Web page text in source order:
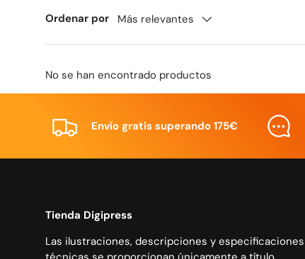
Ordenar por Más relevantes
No se han encontrado productos
Envío gratis superando 175€
Tienda Digipress
Las ilustraciones, descripciones y especificaciones